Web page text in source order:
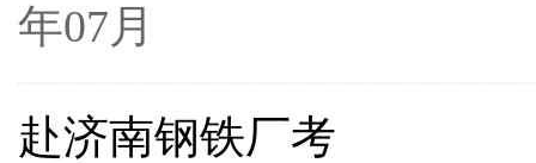
年07月
赴济南钢铁厂考